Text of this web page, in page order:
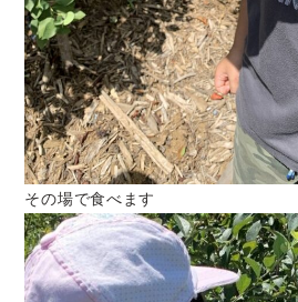
その場で食べます